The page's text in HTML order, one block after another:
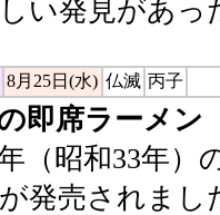
い発見があ
8月25日(水) 仏滅 丙子
即席ラーメン
（昭和33年）
発売されまし